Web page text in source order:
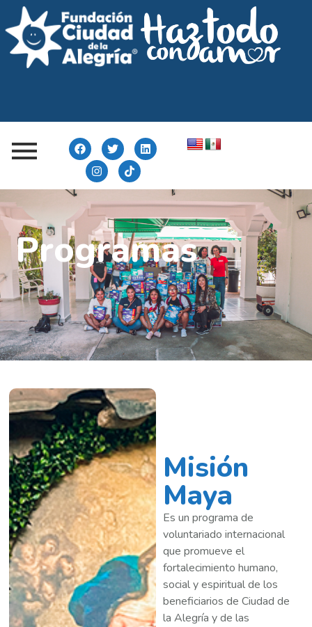
Programas
Misión
Maya
Es un programa de
voluntariado internacional
que promueve el
fortalecimiento humano,
social y espiritual de los
beneficiarios de Ciudad de
la Alegría y de las